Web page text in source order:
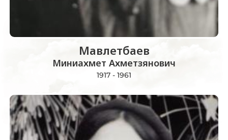
Мавлетбаев
Миниахмет Ахметзянович
1917 - 1961